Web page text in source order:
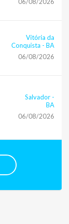
Vitória da
Conquista - BA
06/08/2026
Salvador -
BA
06/08/2026